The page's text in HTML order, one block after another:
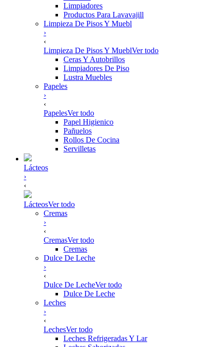
Limpiadores
Productos Para Lavavajill
Limpieza De Pisos Y Muebl
›
‹
Limpieza De Pisos Y MueblVer todo
Ceras Y Autobrillos
Limpiadores De Piso
Lustra Muebles
Papeles
›
‹
PapelesVer todo
Papel Higienico
Pañuelos
Rollos De Cocina
Servilletas
Lácteos
›
‹
LácteosVer todo
Cremas
›
‹
CremasVer todo
Cremas
Dulce De Leche
›
‹
Dulce De LecheVer todo
Dulce De Leche
Leches
›
‹
LechesVer todo
Leches Refrigeradas Y Lar